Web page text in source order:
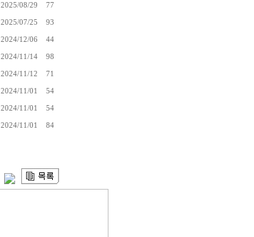
2025/08/29 77
2025/07/25 93
2024/12/06 44
2024/11/14 98
2024/11/12 71
2024/11/01 54
2024/11/01 54
2024/11/01 84